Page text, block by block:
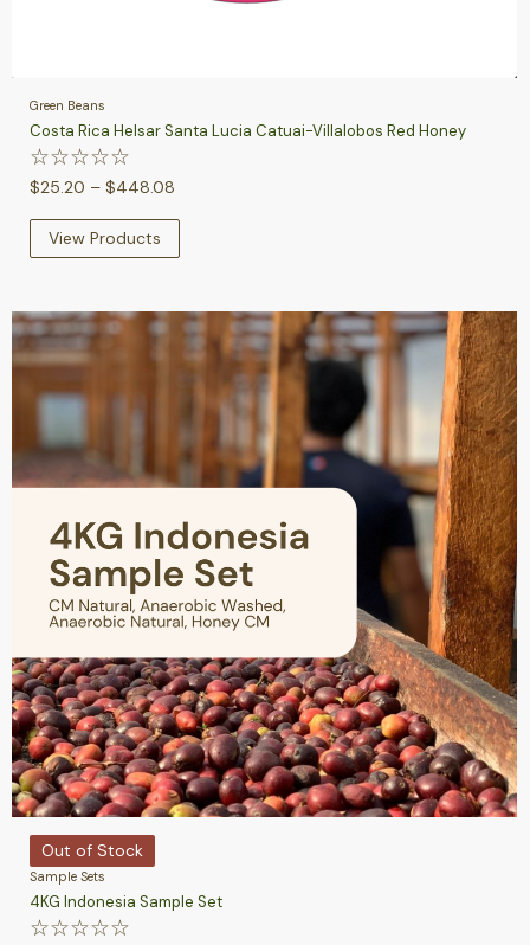
Green Beans
Costa Rica Helsar Santa Lucia Catuai-Villalobos Red Honey
☆☆☆☆☆
$25.20 – $448.08
View Products
Out of Stock
Sample Sets
4KG Indonesia Sample Set
☆☆☆☆☆